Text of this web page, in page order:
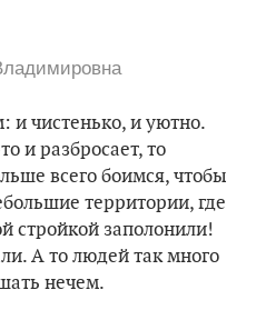
и чистенько, и уютно.
и разбросает, то
всего боимся, чтобы
территории, где
стройкой заполонили!
А то людей так много
нечем.